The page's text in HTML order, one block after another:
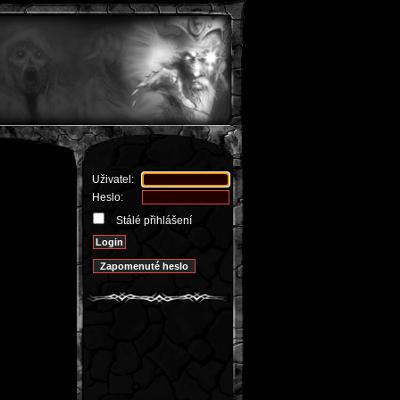
Uživatel:
Heslo:
Stálé přihlášení